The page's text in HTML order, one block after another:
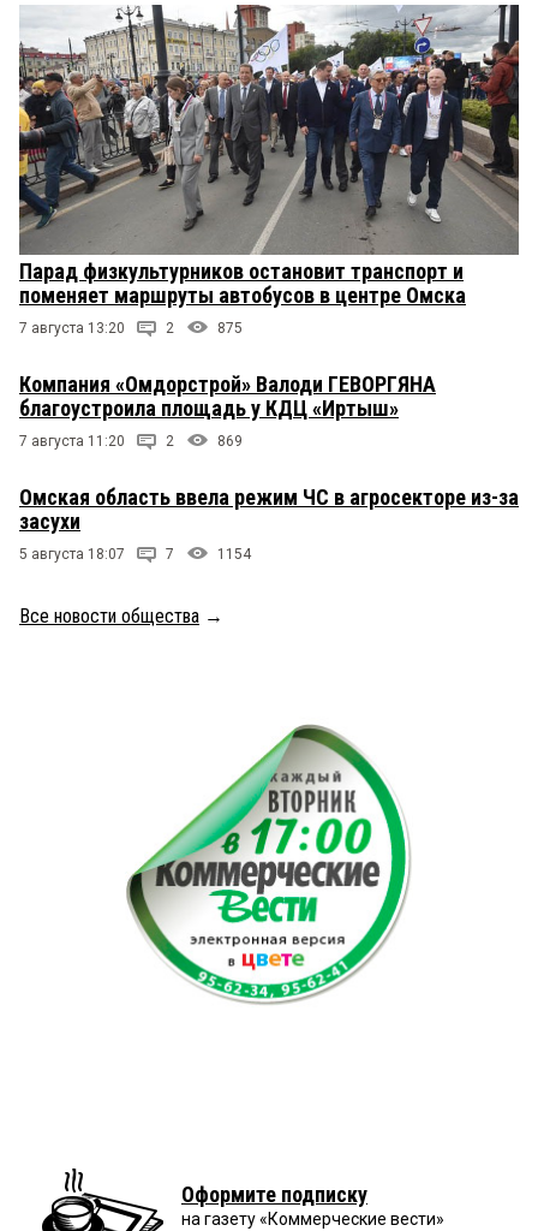
Парад физкультурников остановит транспорт и
поменяет маршруты автобусов в центре Омска
7 августа 13:20 2 875
Компания «Омдорстрой» Валоди ГЕВОРГЯНА
благоустроила площадь у КДЦ «Иртыш»
7 августа 11:20 2 869
Омская область ввела режим ЧС в агросекторе из-за
засухи
5 августа 18:07 7 1154
Все новости общества →
Оформите подписку
на газету «Коммерческие вести»